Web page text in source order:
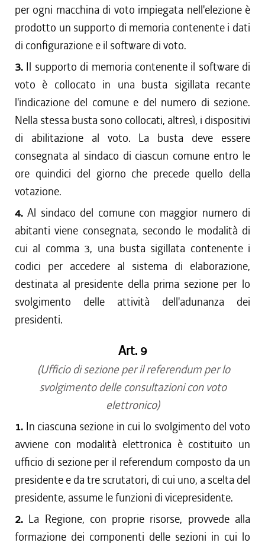
per ogni macchina di voto impiegata nell'elezione è
prodotto un supporto di memoria contenente i dati
di configurazione e il software di voto.
3. Il supporto di memoria contenente il software di
voto è collocato in una busta sigillata recante
l'indicazione del comune e del numero di sezione.
Nella stessa busta sono collocati, altresì, i dispositivi
di abilitazione al voto. La busta deve essere
consegnata al sindaco di ciascun comune entro le
ore quindici del giorno che precede quello della
votazione.
4. Al sindaco del comune con maggior numero di
abitanti viene consegnata, secondo le modalità di
cui al comma 3, una busta sigillata contenente i
codici per accedere al sistema di elaborazione,
destinata al presidente della prima sezione per lo
svolgimento delle attività dell'adunanza dei
presidenti.
Art. 9
(Ufficio di sezione per il referendum per lo
svolgimento delle consultazioni con voto
elettronico)
1. In ciascuna sezione in cui lo svolgimento del voto
avviene con modalità elettronica è costituito un
ufficio di sezione per il referendum composto da un
presidente e da tre scrutatori, di cui uno, a scelta del
presidente, assume le funzioni di vicepresidente.
2. La Regione, con proprie risorse, provvede alla
formazione dei componenti delle sezioni in cui lo